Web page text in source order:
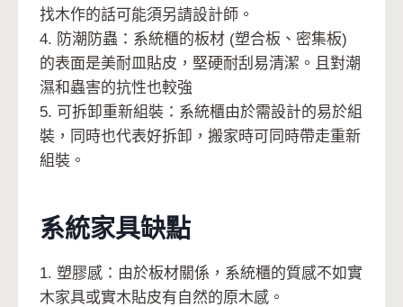
找木作的話可能須另請設計師。
4. 防潮防蟲：系統櫃的板材 (塑合板、密集板)
的表面是美耐皿貼皮，堅硬耐刮易清潔。且對潮
濕和蟲害的抗性也較強
5. 可拆卸重新組裝：系統櫃由於需設計的易於組
裝，同時也代表好拆卸，搬家時可同時帶走重新
組裝。
系統家具缺點
1. 塑膠感：由於板材關係，系統櫃的質感不如實
木家具或實木貼皮有自然的原木感。